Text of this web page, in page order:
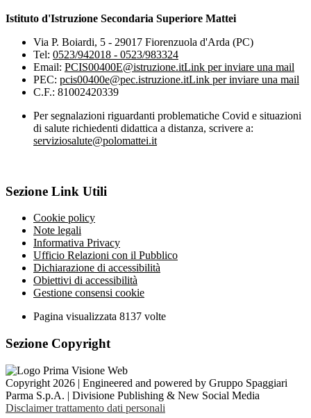
Istituto d'Istruzione Secondaria Superiore Mattei
Via P. Boiardi, 5 - 29017 Fiorenzuola d'Arda (PC)
Tel: 0523/942018 - 0523/983324
Email: PCIS00400E@istruzione.itLink per inviare una mail
PEC: pcis00400e@pec.istruzione.itLink per inviare una mail
C.F.: 81002420339
Per segnalazioni riguardanti problematiche Covid e situazioni
di salute richiedenti didattica a distanza, scrivere a:
serviziosalute@polomattei.it
Sezione Link Utili
Cookie policy
Note legali
Informativa Privacy
Ufficio Relazioni con il Pubblico
Dichiarazione di accessibilità
Obiettivi di accessibilità
Gestione consensi cookie
Pagina visualizzata 8137 volte
Sezione Copyright
Copyright 2026 | Engineered and powered by Gruppo Spaggiari
Parma S.p.A. | Divisione Publishing & New Social Media
Disclaimer trattamento dati personali